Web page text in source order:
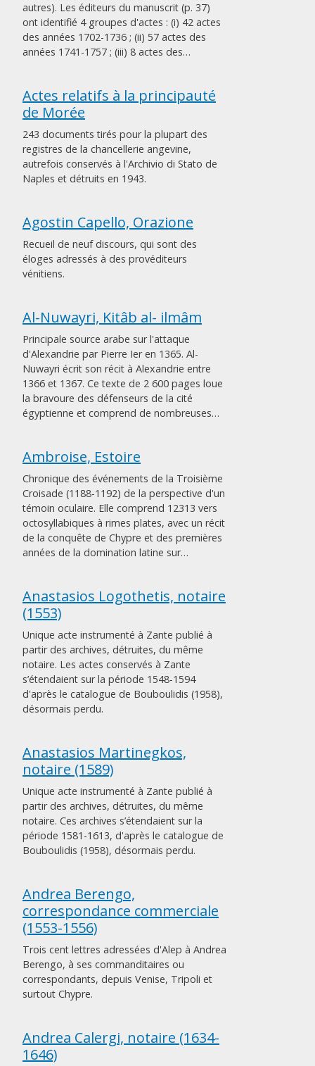
autres). Les éditeurs du manuscrit (p. 37)
ont identifié 4 groupes d'actes : (i) 42 actes
des années 1702-1736 ; (ii) 57 actes des
années 1741-1757 ; (iii) 8 actes des…
Actes relatifs à la principauté
de Morée
243 documents tirés pour la plupart des
registres de la chancellerie angevine,
autrefois conservés à l'Archivio di Stato de
Naples et détruits en 1943.
Agostin Capello, Orazione
Recueil de neuf discours, qui sont des
éloges adressés à des provéditeurs
vénitiens.
Al-Nuwayri, Kitâb al- ilmâm
Principale source arabe sur l'attaque
d'Alexandrie par Pierre Ier en 1365. Al-
Nuwayri écrit son récit à Alexandrie entre
1366 et 1367. Ce texte de 2 600 pages loue
la bravoure des défenseurs de la cité
égyptienne et comprend de nombreuses…
Ambroise, Estoire
Chronique des événements de la Troisième
Croisade (1188-1192) de la perspective d'un
témoin oculaire. Elle comprend 12313 vers
octosyllabiques à rimes plates, avec un récit
de la conquête de Chypre et des premières
années de la domination latine sur…
Anastasios Logothetis, notaire
(1553)
Unique acte instrumenté à Zante publié à
partir des archives, détruites, du même
notaire. Les actes conservés à Zante
s’étendaient sur la période 1548-1594
d'après le catalogue de Bouboulidis (1958),
désormais perdu.
Anastasios Martinegkos,
notaire (1589)
Unique acte instrumenté à Zante publié à
partir des archives, détruites, du même
notaire. Ces archives s’étendaient sur la
période 1581-1613, d'après le catalogue de
Bouboulidis (1958), désormais perdu.
Andrea Berengo,
correspondance commerciale
(1553-1556)
Trois cent lettres adressées d'Alep à Andrea
Berengo, à ses commanditaires ou
correspondants, depuis Venise, Tripoli et
surtout Chypre.
Andrea Calergi, notaire (1634-
1646)